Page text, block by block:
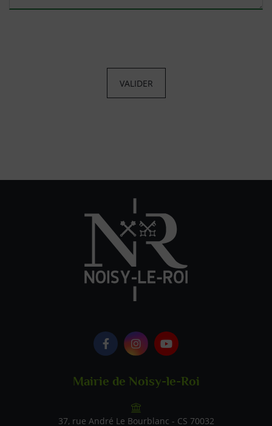
VALIDER
Logo Facebook
Logo Instagram
Logo Youtube
Mairie de Noisy-le-Roi
37, rue André Le Bourblanc - CS 70032